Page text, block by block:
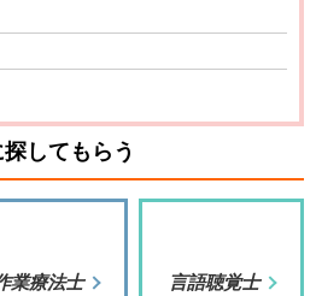
してもらう
業療法士 言語聴覚士